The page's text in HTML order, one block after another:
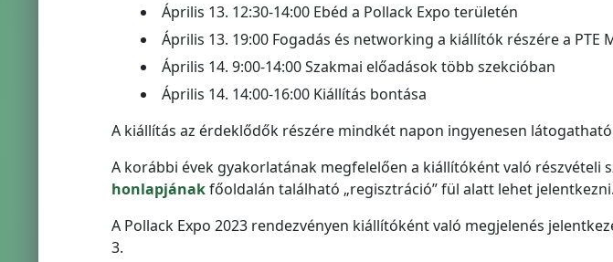
Április 13. 12:30-14:00 Ebéd a Pollack Expo területén
Április 13. 19:00 Fogadás és networking a kiállítók részére a PTE
Április 14. 9:00‐14:00 Szakmai előadások több szekcióban
Április 14. 14:00-16:00 Kiállítás bontása
A kiállítás az érdeklődők részére mindkét napon ingyenesen
A korábbi évek gyakorlatának megfelelően a kiállítóként való részvételi
honlapjánakfőoldalán található „regisztráció” fül alatt lehet jelentkezni.
A Pollack Expo 2023 rendezvényen kiállítóként való megjelenés
3.